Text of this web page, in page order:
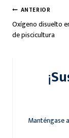
de
ANTERIOR
Oxígeno disuelto
de piscicultura
¡
Manténgase